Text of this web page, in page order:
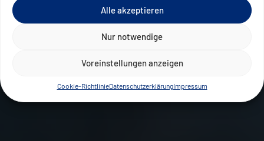
Alle akzeptieren
Nur notwendige
Voreinstellungen anzeigen
Cookie-RichtlinieDatenschutzerklärungImpressum